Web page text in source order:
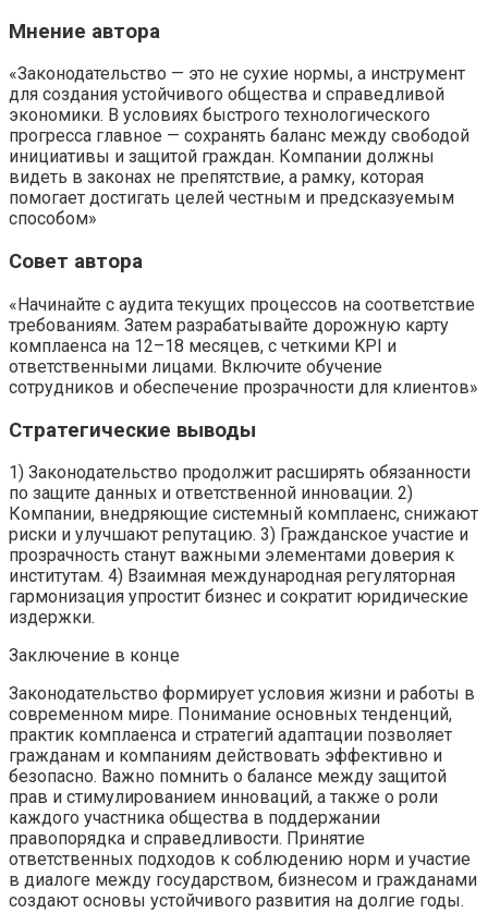
Мнение автора
«Законодательство — это не сухие нормы, а инструмент
для создания устойчивого общества и справедливой
экономики. В условиях быстрого технологического
прогресса главное — сохранять баланс между свободой
инициативы и защитой граждан. Компании должны
видеть в законах не препятствие, а рамку, которая
помогает достигать целей честным и предсказуемым
способом»
Совет автора
«Начинайте с аудита текущих процессов на соответствие
требованиям. Затем разрабатывайте дорожную карту
комплаенса на 12–18 месяцев, с четкими KPI и
ответственными лицами. Включите обучение
сотрудников и обеспечение прозрачности для клиентов»
Стратегические выводы
1) Законодательство продолжит расширять обязанности
по защите данных и ответственной инновации. 2)
Компании, внедряющие системный комплаенс, снижают
риски и улучшают репутацию. 3) Гражданское участие и
прозрачность станут важными элементами доверия к
институтам. 4) Взаимная международная регуляторная
гармонизация упростит бизнес и сократит юридические
издержки.
Заключение в конце
Законодательство формирует условия жизни и работы в
современном мире. Понимание основных тенденций,
практик комплаенса и стратегий адаптации позволяет
гражданам и компаниям действовать эффективно и
безопасно. Важно помнить о балансе между защитой
прав и стимулированием инноваций, а также о роли
каждого участника общества в поддержании
правопорядка и справедливости. Принятие
ответственных подходов к соблюдению норм и участие
в диалоге между государством, бизнесом и гражданами
создают основы устойчивого развития на долгие годы.